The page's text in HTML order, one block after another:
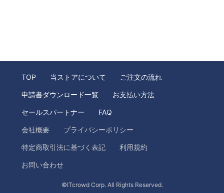
TOP 当ストアについて ご注文の流れ
申請書ダウンロード一覧 お支払い方法
セールスパートナー FAQ
会社概要 プライバシーポリシー
特定商取引法に基づく表記 利用規約
お問い合わせ
©ITcrowd Corp. All Rights Reserved.